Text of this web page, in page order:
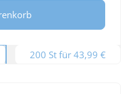
200 St für 43,99 €